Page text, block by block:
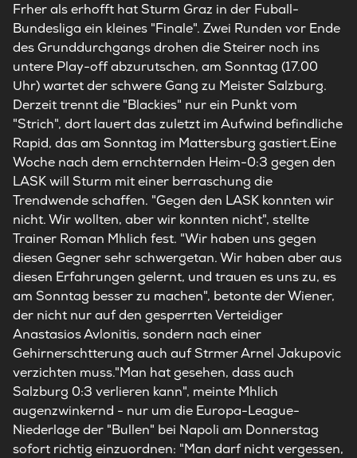
Frher als erhofft hat Sturm Graz in der Fuball-
Bundesliga ein kleines "Finale". Zwei Runden vor Ende
des Grunddurchgangs drohen die Steirer noch ins
untere Play-off abzurutschen, am Sonntag (17.00
Uhr) wartet der schwere Gang zu Meister Salzburg.
Derzeit trennt die "Blackies" nur ein Punkt vom
"Strich", dort lauert das zuletzt im Aufwind befindliche
Rapid, das am Sonntag im Mattersburg gastiert.Eine
Woche nach dem ernchternden Heim-0:3 gegen den
LASK will Sturm mit einer berraschung die
Trendwende schaffen. "Gegen den LASK konnten wir
nicht. Wir wollten, aber wir konnten nicht", stellte
Trainer Roman Mhlich fest. "Wir haben uns gegen
diesen Gegner sehr schwergetan. Wir haben aber aus
diesen Erfahrungen gelernt, und trauen es uns zu, es
am Sonntag besser zu machen", betonte der Wiener,
der nicht nur auf den gesperrten Verteidiger
Anastasios Avlonitis, sondern nach einer
Gehirnerschtterung auch auf Strmer Arnel Jakupovic
verzichten muss."Man hat gesehen, dass auch
Salzburg 0:3 verlieren kann", meinte Mhlich
augenzwinkernd - nur um die Europa-League-
Niederlage der "Bullen" bei Napoli am Donnerstag
sofort richtig einzuordnen: "Man darf nicht vergessen,